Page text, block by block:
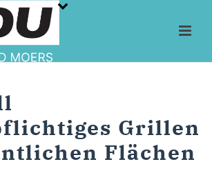
Grillen
Flächen